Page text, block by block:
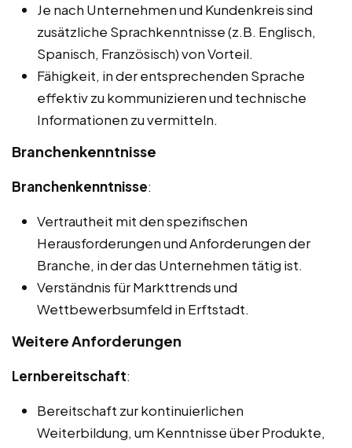
Je nach Unternehmen und Kundenkreis sind
zusätzliche Sprachkenntnisse (z.B. Englisch,
Spanisch, Französisch) von Vorteil.
Fähigkeit, in der entsprechenden Sprache
effektiv zu kommunizieren und technische
Informationen zu vermitteln.
Branchenkenntnisse
Branchenkenntnisse:
Vertrautheit mit den spezifischen
Herausforderungen und Anforderungen der
Branche, in der das Unternehmen tätig ist.
Verständnis für Markttrends und
Wettbewerbsumfeld in Erftstadt.
Weitere Anforderungen
Lernbereitschaft:
Bereitschaft zur kontinuierlichen
Weiterbildung, um Kenntnisse über Produkte,